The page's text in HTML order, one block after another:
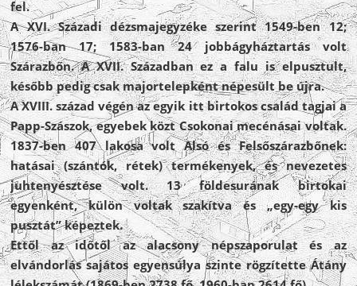
fel.
A XVI. Századi dézsmajegyzéke szerint 1549-ben 12;
1576-ban 17; 1583-ban 24 jobbágyháztartás volt
Szárazbőn. A XVII. Században ez a falu is elpusztult,
később pedig csak majortelepként népesült be újra.
A XVIII. század végén az egyik itt birtokos család tagjai a
Papp-Szászok, egyebek közt Csokonai mecénásai voltak.
1837-ben 407 lakosa volt Alsó és Felsőszárazbőnek:
hatásai (szántók, rétek) termékenyek, és nevezetes
juhtenyésztése volt. 13 földesurának birtokai
egyenként, külön voltak szakítva és „egy-egy kis
pusztát” képeztek.
Ettől az időtől az alacsony népszaporulat és az
elvándorlás sajátos egyensúlya szinte rögzítette Átány